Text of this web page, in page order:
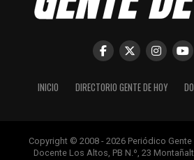
INICIO DIRECTORIO GENTE DE HOY
Copyright © 2008 - 2026 Periódico
Docente Los Altos, PB N.º, 23